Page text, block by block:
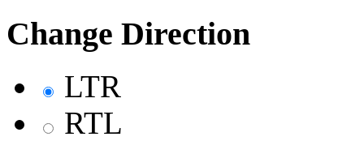
Change Direction
LTR
RTL